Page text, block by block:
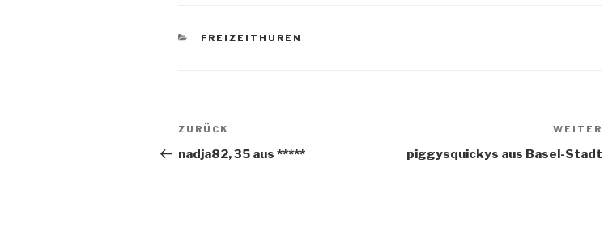
KATEGORIEN
FREIZEITHUREN
Beitragsnavigation
Vorheriger
Beitrag
ZURÜCK
nadja82, 35 aus *****
WEITER
piggysquickys aus Basel-Stadt